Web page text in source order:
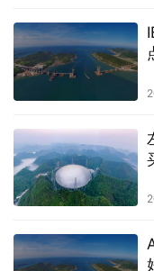
DRAM：“存储超级
2025年11月11日 上午10:20
相关推荐